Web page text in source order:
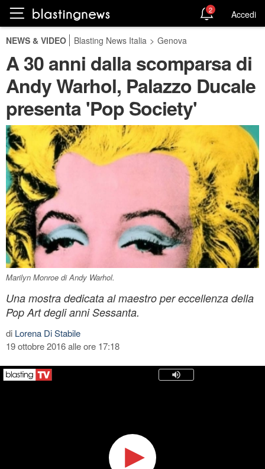
2 Accedi
NEWS & VIDEO Blasting News Italia > Genova
A 30 anni dalla scomparsa di
Andy Warhol, Palazzo Ducale
presenta 'Pop Society'
Marilyn Monroe di Andy Warhol.
Una mostra dedicata al maestro per eccellenza della
Pop Art degli anni Sessanta.
di Lorena Di Stabile
19 ottobre 2016 alle ore 17:18